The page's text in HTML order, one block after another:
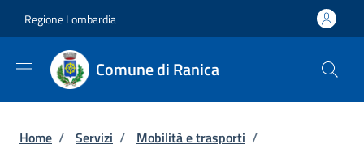
Regione Lombardia
Comune di Ranica
Home / Servizi / Mobilità e trasporti /